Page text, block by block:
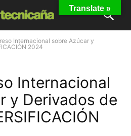
Internacional sobre Azúcar y
2024
Internacional
y Derivados de
Translate »